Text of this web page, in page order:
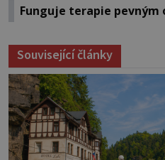
Funguje terapie pevným
Související články